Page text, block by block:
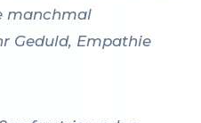
manchmal
Geduld, Empathie